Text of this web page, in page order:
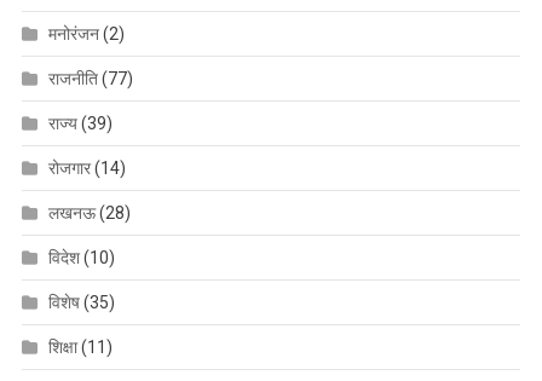
मनोरंजन(2)
राजनीति(77)
राज्य(39)
रोजगार(14)
लखनऊ(28)
विदेश(10)
विशेष(35)
शिक्षा(11)